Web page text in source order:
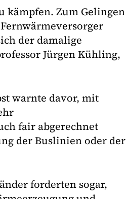
kämpfen. Zum Gelingen
der damalige
Jürgen Kühling,
warnte davor, mit
fair abgerechnet
der Buslinien oder der
forderten sogar,